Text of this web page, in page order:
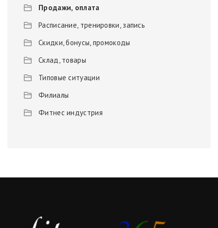
Продажи, оплата
Расписание, тренировки, запись
Скидки, бонусы, промокоды
Склад, товары
Типовые ситуации
Филиалы
Фитнес индустрия